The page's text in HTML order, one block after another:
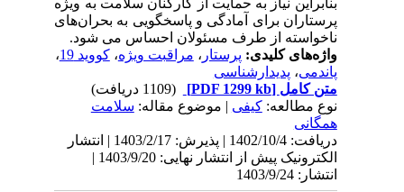
بنابراین نیاز به حمایت از کارکنان سلامت به­ ویژه
پرستاران برای آمادگی و پاسخگویی به بحران‌های
ناخواسته از طرف مسئولان احساس می ­شود.
واژه‌های کلیدی:پرستار، مراقبت‌ ویژه،کووید 19
،
پاندمی،پدیدارشناسی
متن کامل[PDF 1299 kb]
نوع مطالعه:کیفی| موضوع مقاله:سلامت
همگانی
دریافت: 1402/10/4 | پذیرش: 1403/2/17 | انتشار
الکترونیک پیش از انتشار نهایی: 1403/9/20 |
انتشار: 1403/9/24